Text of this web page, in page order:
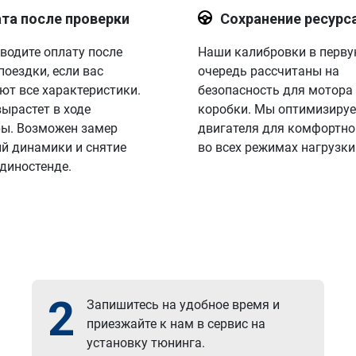
после проверки
оплату после
если вас
все характеристики.
в ходе
Возможен замер
динамики и снятие
Сохранение
Наши калибровки в
очередь рассчитаны на
безопасность для мотора
коробки. Мы
двигателя для
во всех режимах
2
Запишитесь на удобное время и
приезжайте к нам в сервис на
установку тюнинга.